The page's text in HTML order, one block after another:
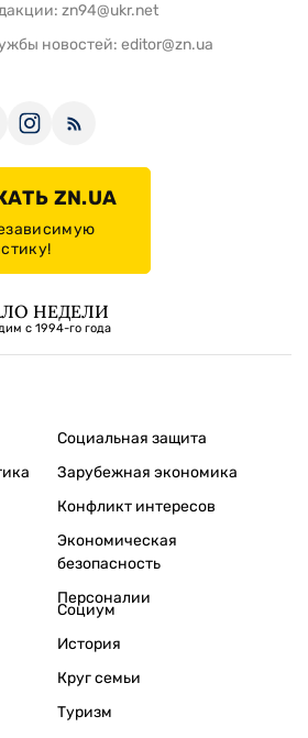
zn94@ukr.net
новостей: editor@zn.ua
ZN.UA
НЕДЕЛИ
с 1994-го года
Социальная защита
Зарубежная экономика
Конфликт интересов
Экономическая
безопасность
Персоналии
Социум
История
Круг семьи
Туризм